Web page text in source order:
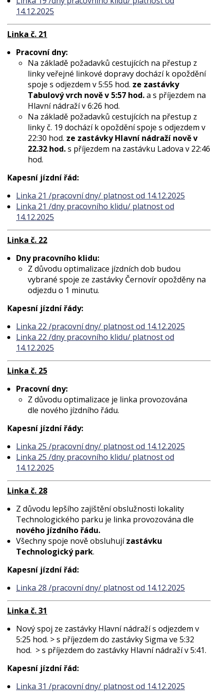
14.12.2025
Linka č. 21
Pracovní dny:
Na základě požadavků cestujících na přestup z
linky veřejné linkové dopravy dochází k opoždění
spoje s odjezdem v 5:55 hod. ze zastávky
Tabulový vrch nově v 5:57 hod.a s příjezdem na
Hlavní nádraží v 6:26 hod.
Na základě požadavků cestujících na přestup z
linky č. 19 dochází k opoždění spoje s odjezdem v
22:30 hod. ze zastávky Hlavní nádraží nově v
22.32 hod.s příjezdem na zastávku Ladova v 22:46
hod.
Kapesní jízdní řád:
Linka 21 /pracovní dny/ platnost od 14.12.2025
Linka 21 /dny pracovního klidu/ platnost od
14.12.2025
Linka č. 22
Dny pracovního klidu:
Z důvodu optimalizace jízdních dob budou
vybrané spoje ze zastávky Černovír opožděny na
odjezdu o 1 minutu.
Kapesní jízdní řády:
Linka 22 /pracovní dny/ platnost od 14.12.2025
Linka 22 /dny pracovního klidu/ platnost od
14.12.2025
Linka č. 25
Pracovní dny:
Z důvodu optimalizace je linka provozována
dle nového jízdního řádu.
Kapesní jízdní řády:
Linka 25 /pracovní dny/ platnost od 14.12.2025
Linka 25 /dny pracovního klidu/ platnost od
14.12.2025
Linka č. 28
Z důvodu lepšího zajištění obslužnosti lokality
Technologického parku je linka provozována dle
nového jízdního řádu.
Všechny spoje nově obsluhujízastávku
Technologický park.
Kapesní jízdní řád:
Linka 28 /pracovní dny/ platnost od 14.12.2025
Linka č. 31
Nový spoj ze zastávky Hlavní nádraží s odjezdem v
5:25 hod. > s příjezdem do zastávky Sigma ve 5:32
hod. > s příjezdem do zastávky Hlavní nádraží v 5:41.
Kapesní jízdní řád:
Linka 31 /pracovní dny/ platnost od 14.12.2025